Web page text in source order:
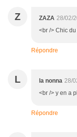
Z ZAZA 28/02/
<br /> Chic
Répondre
L la nonna 28/
<br /> y en a
Répondre